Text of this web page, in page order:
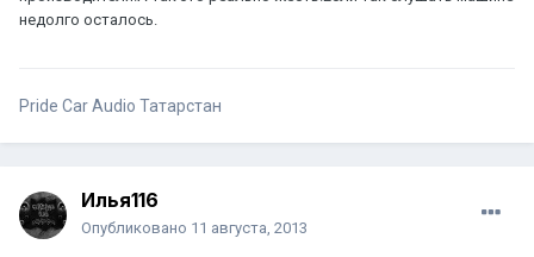
недолго осталось.
Pride Car Audio Татарстан
Илья116
Опубликовано 11 августа, 2013